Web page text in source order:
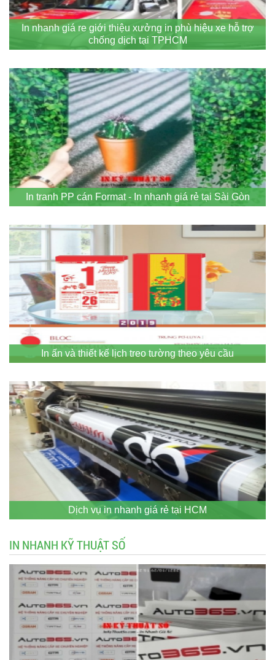
In nhanh giá re giới thiệu xưởng in phù hiệu xe hỗ trợ
chống dịch tại TPHCM
In tranh PP cán Format - In nhanh giá rẻ tại Sài Gòn
In ấn và thiết kế lịch treo tường theo yêu cầu
Dịch vụ in nhanh giá rẻ tại HCM
IN NHANH KỸ THUẬT SỐ